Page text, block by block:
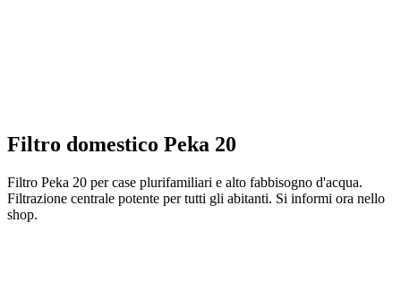
Filtro domestico Peka 20
Filtro Peka 20 per case plurifamiliari e alto fabbisogno d'acqua.
Filtrazione centrale potente per tutti gli abitanti. Si informi ora nello
shop.